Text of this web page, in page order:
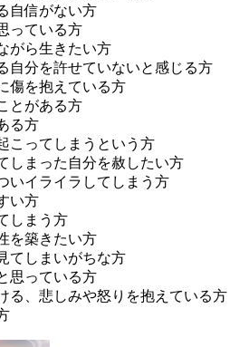
自信がない方
っている方
がら生きたい方
自分を許せていないと感じる方
傷を抱えている方
とがある方
る方
こってしまうという方
しまった自分を赦したい方
いイライラしてしまう方
い方
しまう方
を築きたい方
てしまいがちな方
思っている方
る、悲しみや怒りを抱えている方